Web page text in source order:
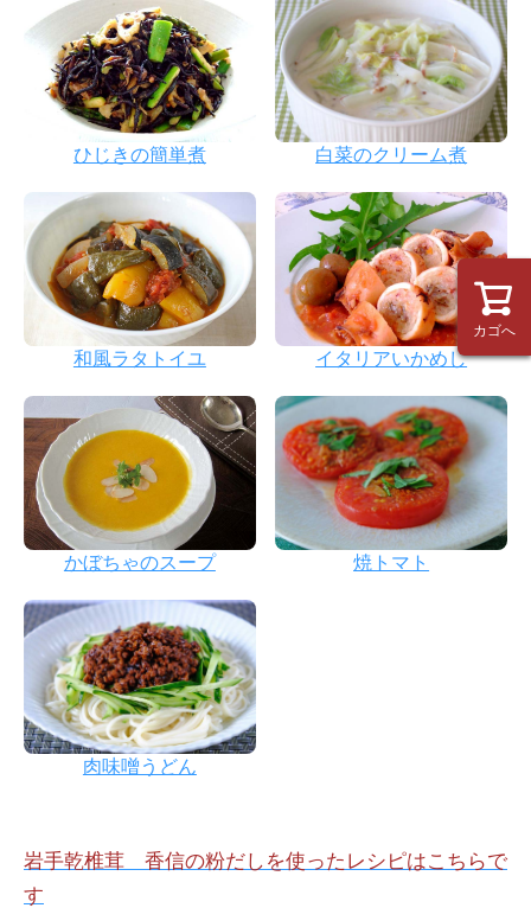
ひじきの簡単煮 白菜のクリーム煮
和風ラタトイユ イタリアいかめし
かぼちゃのスープ 焼トマト
肉味噌うどん
岩手乾椎茸 香信の粉だしを使ったレシピはこちらで
す
カゴへ